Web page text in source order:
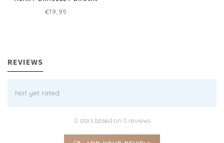
€19,95
REVIEWS
Not yet rated
0 stars based on 0 reviews